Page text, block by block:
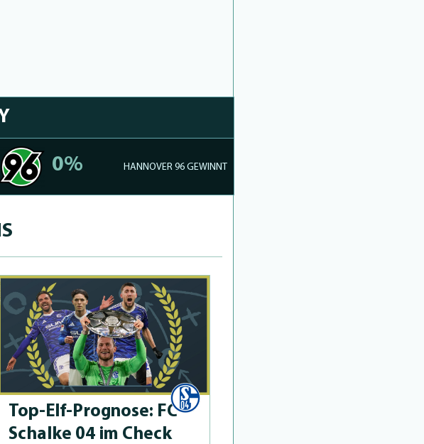
0% HANNOVER 96 GEWINNT
Top-Elf-Prog­no­se: FC
Schalke 04 im Check